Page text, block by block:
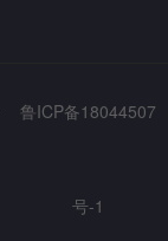
鲁ICP备18044507
号-1